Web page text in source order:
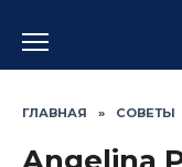
содержанию
ГЛАВНАЯ » СОВЕТЫ